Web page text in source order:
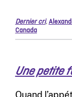
Dernier cri,
Canada
Une petite
Quand